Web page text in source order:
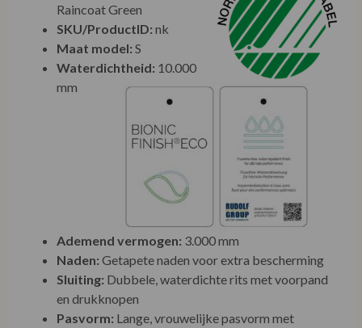
Raincoat Green
SKU/ProductID: nk
Maat model: S
Waterdichtheid: 10.000
mm
Ademend vermogen: 3.000 mm
Naden: Getapete naden voor extra bescherming
Sluiting: Dubbele, waterdichte rits met voorpand
en drukknopen
Pasvorm: Lange, vrouwelijke pasvorm met